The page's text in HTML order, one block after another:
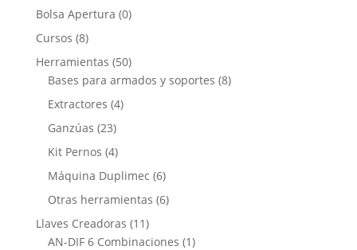
Bolsa Apertura (0)
Cursos (8)
Herramientas (50)
Bases para armados y soportes (8)
Extractores (4)
Ganzúas (23)
Kit Pernos (4)
Máquina Duplimec (6)
Otras herramientas (6)
Llaves Creadoras (11)
AN-DIF 6 Combinaciones (1)